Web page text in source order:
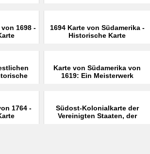
1698 -
1694 Karte von Südamerika -
Historische Karte
Karte von Südamerika von
1619: Ein Meisterwerk
1764 -
Südost-Kolonialkarte der
Vereinigten Staaten, der